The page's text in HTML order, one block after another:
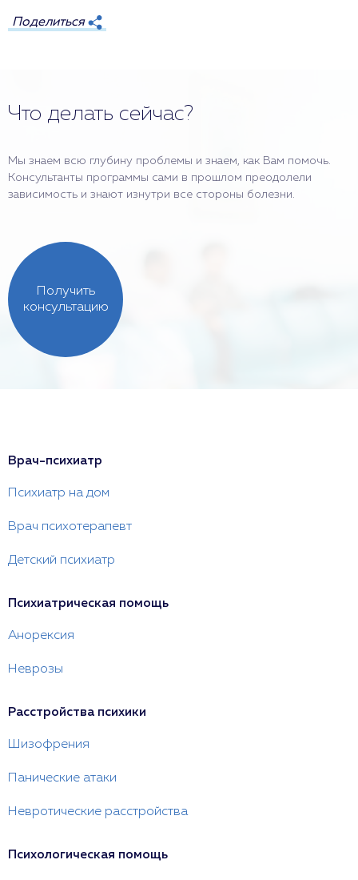
Поделиться
Что делать сейчас?
Мы знаем всю глубину проблемы и знаем, как Вам помочь.
Консультанты программы сами в прошлом преодолели
зависимость и знают изнутри все стороны болезни.
Получить
консультацию
Врач-психиатр
Психиатр на дом
Врач психотерапевт
Детский психиатр
Психиатрическая помощь
Анорексия
Неврозы
Расстройства психики
Шизофрения
Панические атаки
Невротические расстройства
Психологическая помощь